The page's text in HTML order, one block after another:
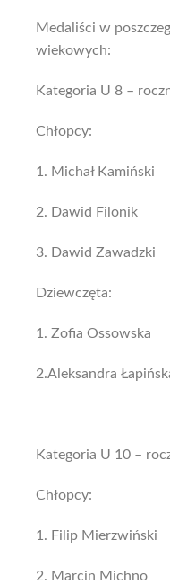
Medaliści w
wiekowych:
Kategoria U 8 –
Chłopcy:
1. Michał Kamiński
2. Dawid Filonik
3. Dawid Zawadzki
Dziewczęta:
1. Zofia Ossowska
2.Aleksandra
Kategoria U 10 –
Chłopcy:
1. Filip Mierzwiński
2. Marcin Michno